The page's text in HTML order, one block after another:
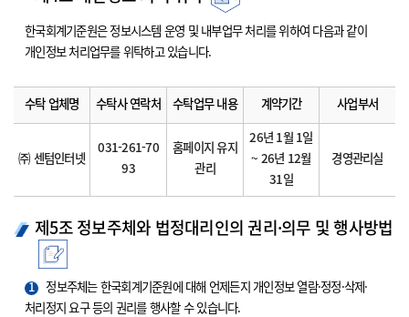
한국회계기준원은 정보시스템 운영 및 내부업무 처리를 위하여 다음과 같이
개인정보 처리업무를 위탁하고 있습니다.
수탁 업체명 수탁사 연락처 수탁업무 내용 계약기간 사업부서
㈜ 센텀인터넷
031-261-70
93
홈페이지 유지
관리
26년 1월 1일
~ 26년 12월
31일
경영관리실
제5조 정보주체와 법정대리인의 권리·의무 및 행사방법
1
정보주체는 한국회계기준원에 대해 언제든지 개인정보 열람·정정·삭제·
처리정지 요구 등의 권리를 행사할 수 있습니다.